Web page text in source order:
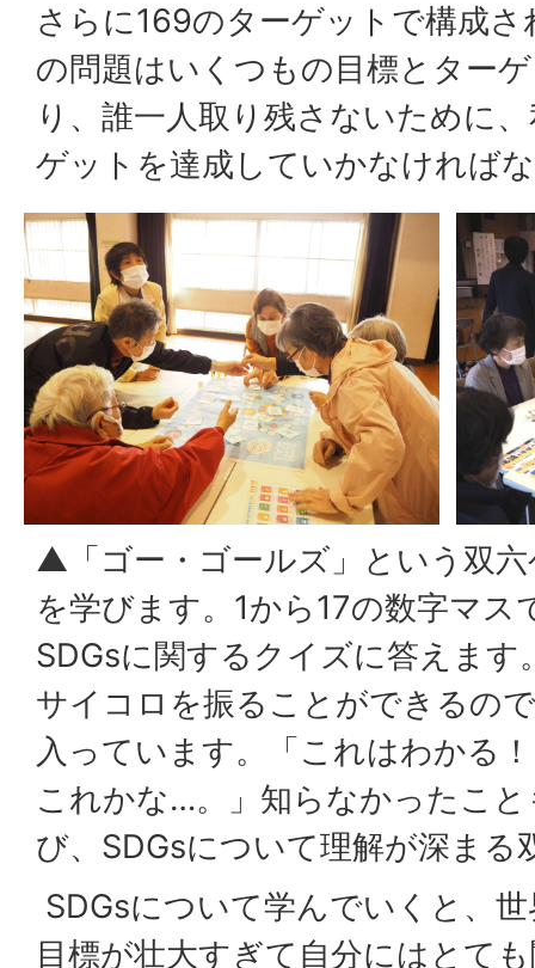
さらに169のターゲットで構成
の問題はいくつもの目標とター
り、誰一人取り残さないために
ゲットを達成していかなければ
▲「ゴー・ゴールズ」という双
を学びます。1から17の数字マス
SDGsに関するクイズに答えます
サイコロを振ることができるの
入っています。「これはわかる
これかな…。」知らなかったこ
び、SDGsについて理解が深まる
SDGsについて学んでいくと、
目標が壮大すぎて自分にはとて